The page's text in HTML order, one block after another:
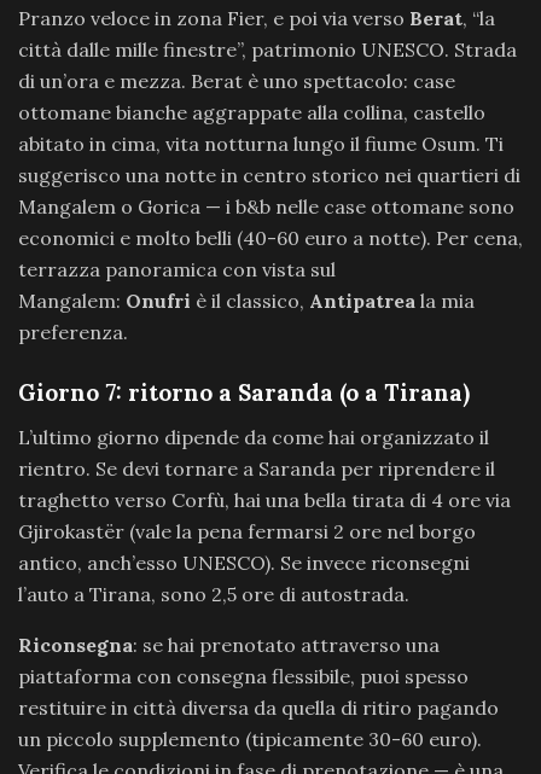
Pranzo veloce in zona Fier, e poi via verso Berat, “la
città dalle mille finestre”, patrimonio UNESCO. Strada
di un’ora e mezza. Berat è uno spettacolo: case
ottomane bianche aggrappate alla collina, castello
abitato in cima, vita notturna lungo il fiume Osum. Ti
suggerisco una notte in centro storico nei quartieri di
Mangalem o Gorica — i b&b nelle case ottomane sono
economici e molto belli (40-60 euro a notte). Per cena,
terrazza panoramica con vista sul
Mangalem: Onufri è il classico, Antipatrea la mia
preferenza.
Giorno 7: ritorno a Saranda (o a Tirana)
L’ultimo giorno dipende da come hai organizzato il
rientro. Se devi tornare a Saranda per riprendere il
traghetto verso Corfù, hai una bella tirata di 4 ore via
Gjirokastër (vale la pena fermarsi 2 ore nel borgo
antico, anch’esso UNESCO). Se invece riconsegni
l’auto a Tirana, sono 2,5 ore di autostrada.
Riconsegna: se hai prenotato attraverso una
piattaforma con consegna flessibile, puoi spesso
restituire in città diversa da quella di ritiro pagando
un piccolo supplemento (tipicamente 30-60 euro).